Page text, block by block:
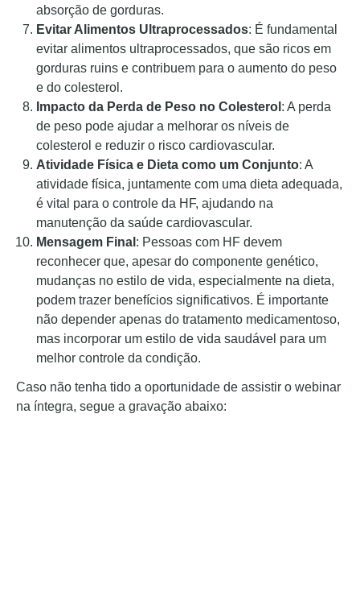
absorção de gorduras.
Evitar Alimentos Ultraprocessados: É fundamental
evitar alimentos ultraprocessados, que são ricos em
gorduras ruins e contribuem para o aumento do peso
e do colesterol.
Impacto da Perda de Peso no Colesterol : A perda
de peso pode ajudar a melhorar os níveis de
colesterol e reduzir o risco cardiovascular.
Atividade Física e Dieta como um Conjunto: A
atividade física, juntamente com uma dieta adequada,
é vital para o controle da HF, ajudando na
manutenção da saúde cardiovascular.
Mensagem Final : Pessoas com HF devem
reconhecer que, apesar do componente genético,
mudanças no estilo de vida, especialmente na dieta,
podem trazer benefícios significativos. É importante
não depender apenas do tratamento medicamentoso,
mas incorporar um estilo de vida saudável para um
melhor controle da condição.
Caso não tenha tido a oportunidade de assistir o webinar
na íntegra, segue a gravação abaixo: